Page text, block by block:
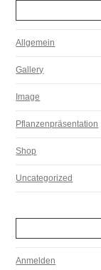
Allgemein
Gallery
Image
Pflanzenpräsentation
Shop
Uncategorized
Anmelden